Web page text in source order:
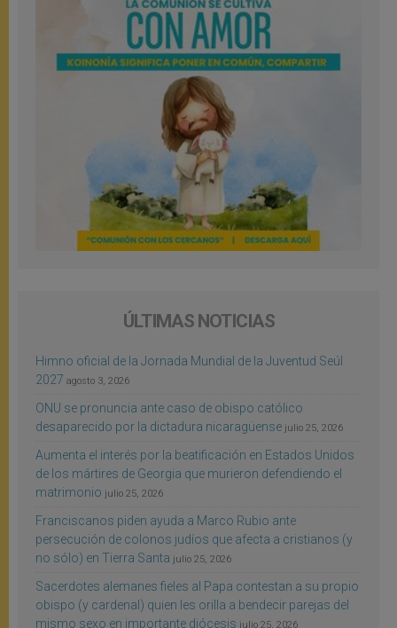
ÚLTIMAS NOTICIAS
Himno oficial de la Jornada Mundial de la Juventud Seúl
2027 agosto 3, 2026
ONU se pronuncia ante caso de obispo católico
desaparecido por la dictadura nicaragüense julio 25, 2026
Aumenta el interés por la beatificación en Estados Unidos
de los mártires de Georgia que murieron defendiendo el
matrimonio julio 25, 2026
Franciscanos piden ayuda a Marco Rubio ante
persecución de colonos judíos que afecta a cristianos (y
no sólo) en Tierra Santa julio 25, 2026
Sacerdotes alemanes fieles al Papa contestan a su propio
obispo (y cardenal) quien les orilla a bendecir parejas del
mismo sexo en importante diócesis julio 25, 2026